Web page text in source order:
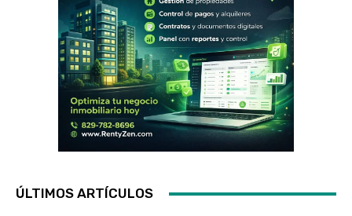
ÚLTIMOS ARTÍCULOS